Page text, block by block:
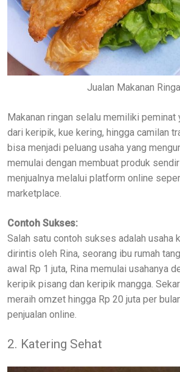
Jualan Makanan
Makanan ringan selalu memiliki peminat
dari keripik, kue kering, hingga camilan
bisa menjadi peluang usaha yang
memulai dengan membuat produk
menjualnya melalui platform online
marketplace.
Contoh Sukses:
Salah satu contoh sukses adalah usaha
dirintis oleh Rina, seorang ibu rumah
awal Rp 1 juta, Rina memulai usahanya
keripik pisang dan keripik mangga.
meraih omzet hingga Rp 20 juta per
penjualan online.
2. Katering Sehat